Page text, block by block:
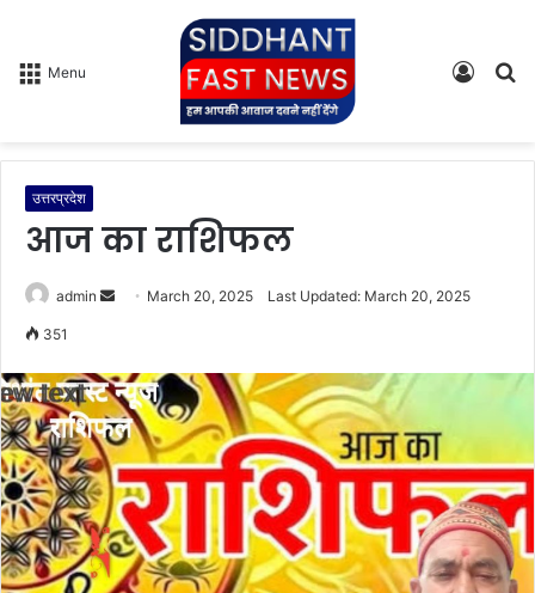
Menu
Log
उत्तरप्रदेश
आज का राशिफल
admin
d
a
n
e
m
a
i
l
March 20, 2025 Last Updated: March 20, 2025
351